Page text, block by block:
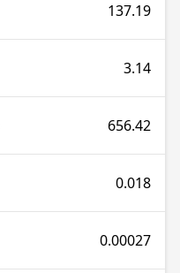
137.19
3.14
656.42
0.018
0.00027